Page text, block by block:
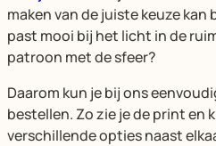
maken van de juiste keuze kan
past mooi bij het licht in de
patroon met de sfeer?
Daarom kun je bij ons
bestellen. Zo zie je de print en
verschillende opties naast